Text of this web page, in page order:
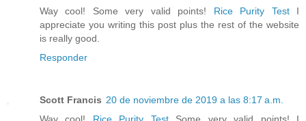
Way cool! Some very valid points! Rice Purity TestI
appreciate you writing this post plus the rest of the website
is really good.
Responder
Scott Francis 20 de noviembre de 2019 a las 8:17 a.m.
Way cool! Rice Purity TestSome very valid points! I